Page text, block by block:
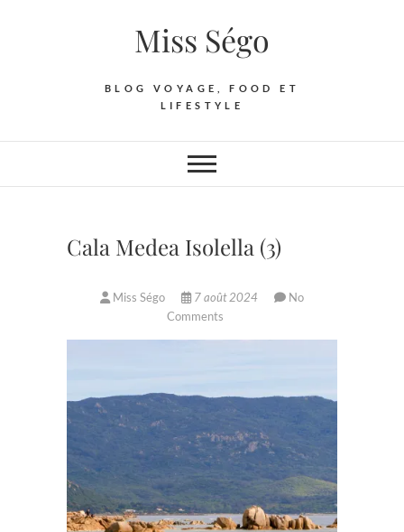
Miss Ségo
BLOG VOYAGE, FOOD ET
LIFESTYLE
Cala Medea Isolella (3)
Miss Ségo 7 août 2024
No
Comments